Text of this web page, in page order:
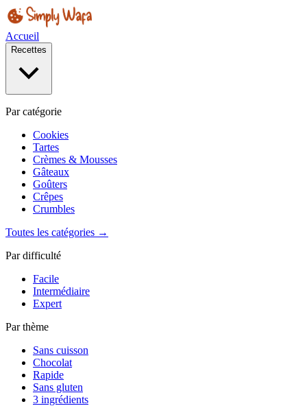
Accueil
Recettes
Par catégorie
Cookies
Tartes
Crèmes & Mousses
Gâteaux
Goûters
Crêpes
Crumbles
Toutes les catégories →
Par difficulté
Facile
Intermédiaire
Expert
Par thème
Sans cuisson
Chocolat
Rapide
Sans gluten
3 ingrédients